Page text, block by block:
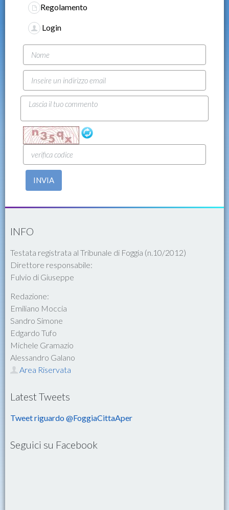
Regolamento
Login
INVIA
INFO
Testata registrata al Tribunale di Foggia (n.10/2012)
Direttore responsabile:
Fulvio di Giuseppe
Redazione:
Emiliano Moccia
Sandro Simone
Edgardo Tufo
Michele Gramazio
Alessandro Galano
Area Riservata
Latest Tweets
Tweet riguardo @FoggiaCittaAper
Seguici su Facebook